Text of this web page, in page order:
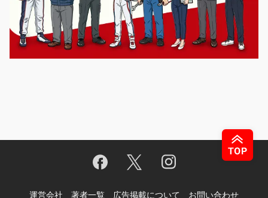
運営会社 著者一覧 広告掲載について お問い合わせ